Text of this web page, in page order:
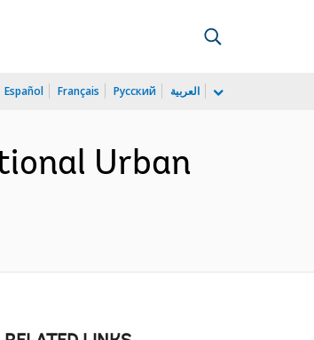
Español Français Русский العربية
Urban